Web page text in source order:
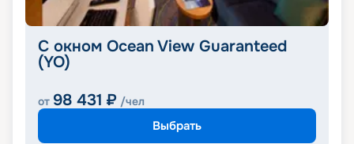
С окном Ocean View Guaranteed
(YO)
от 98 431 ₽ /чел
Выбрать